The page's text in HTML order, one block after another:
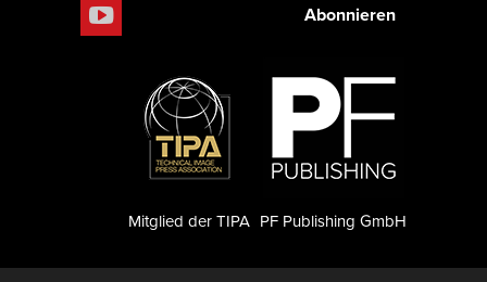
Abonnieren
PF Publishing GmbH
Mitglied der TIPA